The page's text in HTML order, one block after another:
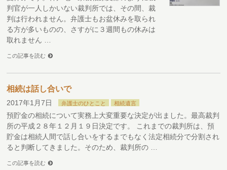
判官が一人しかいない裁判所では、その間、裁
判は行われません。弁護士もお盆休みを取られ
る方が多いものの、さすがに３週間もの休みは
取れません …
この記事を読む
相続は話し合いで
2017年1月7日 弁護士のひとこと 相続遺言
預貯金の相続について実務上大変重要な決定が出ました。最高裁判
所の平成２８年１２月１９日決定です。 これまでの裁判所は、預
貯金は相続人間で話し合いをするまでもなく法定相続分で分割され
ると判断してきました。そのため、裁判所の …
この記事を読む